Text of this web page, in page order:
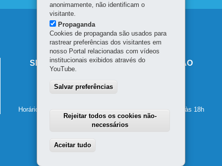
Navegação
principal
SECRETARIA DE ESTADO DA EDUCAÇÃO
80610-011-Curitiba
Horário de atendimento: de segunda a sexta-feira, das 8h às 18h
anonimamente, não identificam o
visitante.
Propaganda
Cookies de propaganda são usados para
rastrear preferências dos visitantes em
nosso Portal relacionadas com vídeos
institucionais exibidos através do
YouTube.
Salvar preferências
Rejeitar todos os cookies não-
necessários
Aceitar tudo